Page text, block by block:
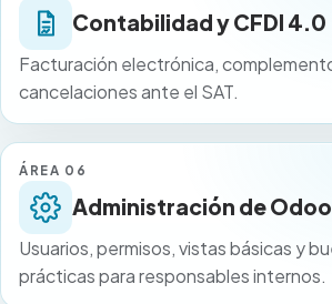
Contabilidad y CFDI 4.0
Facturación electrónica,
cancelaciones ante el SAT.
ÁREA 06
Administración de Odoo
Usuarios, permisos, vistas básicas y
prácticas para responsables internos.